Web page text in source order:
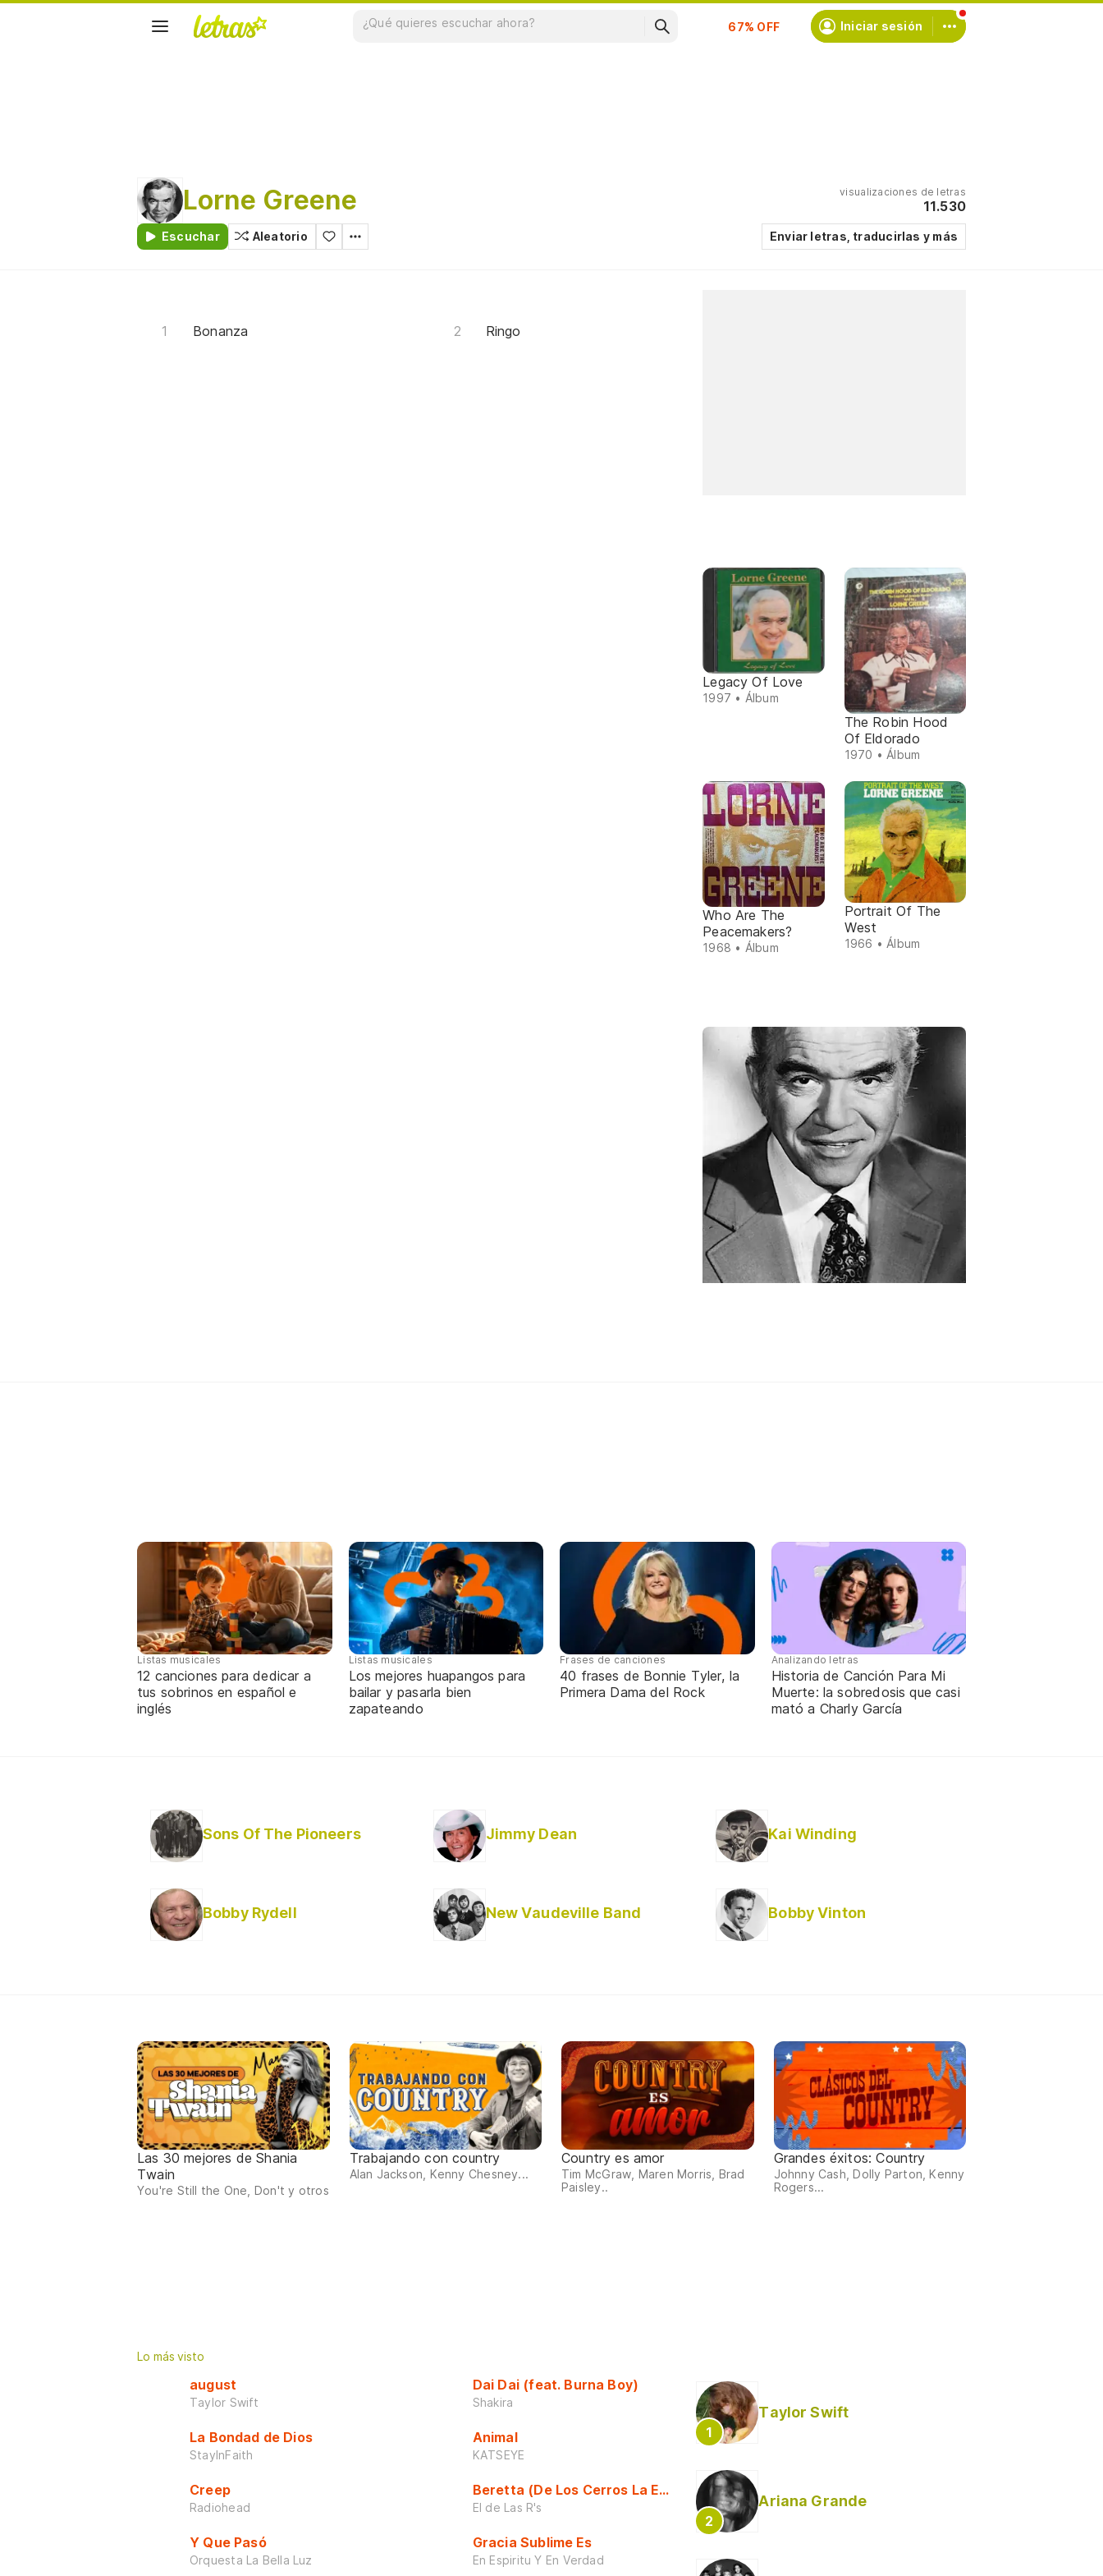
Suscríbete Iniciar sesión
Lorne Greene
Escuchar Aleatorio
visualizaciones de letras
11.530
Enviar letras, traducirlas y más
Bonanza Ringo
Legacy Of Love
1997 • Álbum
The Robin Hood
Of Eldorado
1970 • Álbum
Who Are The
Peacemakers?
1968 • Álbum
Portrait Of The
West
1966 • Álbum
Listas musicales
12 canciones para dedicar a
tus sobrinos en español e
inglés
Listas musicales
Los mejores huapangos para
bailar y pasarla bien
zapateando
Frases de canciones
40 frases de Bonnie Tyler, la
Primera Dama del Rock
Analizando letras
Historia de Canción Para Mi
Muerte: la sobredosis que casi
mató a Charly García
Sons Of The Pioneers Jimmy Dean Kai Winding
Bobby Rydell New Vaudeville Band Bobby Vinton
Las 30 mejores de Shania
Twain
You're Still the One, Don't y otros
Trabajando con country
Alan Jackson, Kenny Chesney...
Country es amor
Tim McGraw, Maren Morris, Brad
Paisley..
Grandes éxitos: Country
Johnny Cash, Dolly Parton, Kenny
Rogers...
Lo más visto
august
Taylor Swift
La Bondad de Dios
StayInFaith
Creep
Radiohead
Y Que Pasó
Orquesta La Bella Luz
Dai Dai (feat. Burna Boy)
Shakira
Animal
KATSEYE
Beretta (De Los Cerros La Escuela)
El de Las R's
Gracia Sublime Es
En Espiritu Y En Verdad
Taylor Swift
Ariana Grande